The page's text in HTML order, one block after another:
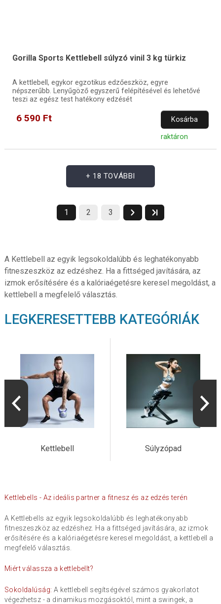
Gorilla Sports Kettlebell súlyzó vinil 3 kg türkiz
A kettlebell, egykor egzotikus edzőeszköz, egyre
népszerűbb. Lenyűgöző egyszerű felépítésével és lehetővé
teszi az egész test hatékony edzését
6 590 Ft Kosárba
raktáron
+ 18 TOVÁBBI
1 2 3
A Kettlebell az egyik legsokoldalúbb és leghatékonyabb
fitneszeszköz az edzéshez. Ha a fittséged javítására, az
izmok erősítésére és a kalóriaégetésre keresel megoldást, a
kettlebell a megfelelő választás.
LEGKERESETTEBB KATEGÓRIÁK
Kettlebell Súlyzópad
Kettlebells - Az ideális partner a fitnesz és az edzés terén
A Kettlebells az egyik legsokoldalúbb és leghatékonyabb
fitneszeszköz az edzéshez. Ha a fittséged javítására, az izmok
erősítésére és a kalóriaégetésre keresel megoldást, a kettlebell a
megfelelő választás.
Miért válassza a kettlebellt?
Sokoldalúság: A kettlebell segítségével számos gyakorlatot
végezhetsz - a dinamikus mozgásoktól, mint a swingek, a